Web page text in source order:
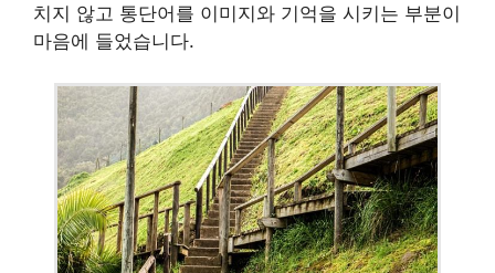
치지 않고 통단어를 이미지와 기억을 시키는 부분이
마음에 들었습니다.